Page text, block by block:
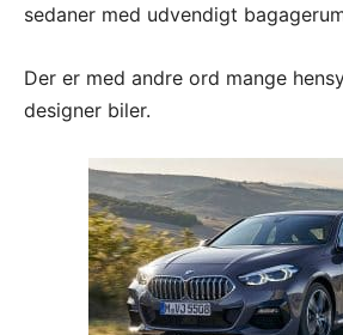
sedaner med udvendigt
Der er med andre ord mange
designer biler.